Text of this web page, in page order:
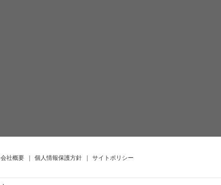
会社概要 ｜ 個人情報保護方針 ｜ サイトポリシー